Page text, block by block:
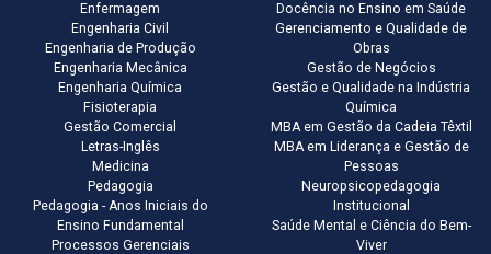
Enfermagem
Engenharia Civil
Engenharia de Produção
Engenharia Mecânica
Engenharia Química
Fisioterapia
Gestão Comercial
Letras-Inglês
Medicina
Pedagogia
Pedagogia - Anos Iniciais do
Ensino Fundamental
Processos Gerenciais
Docência no Ensino em Saúde
Gerenciamento e Qualidade de
Obras
Gestão de Negócios
Gestão e Qualidade na Indústria
Química
MBA em Gestão da Cadeia Têxtil
MBA em Liderança e Gestão de
Pessoas
Neuropsicopedagogia
Institucional
Saúde Mental e Ciência do Bem-
Viver